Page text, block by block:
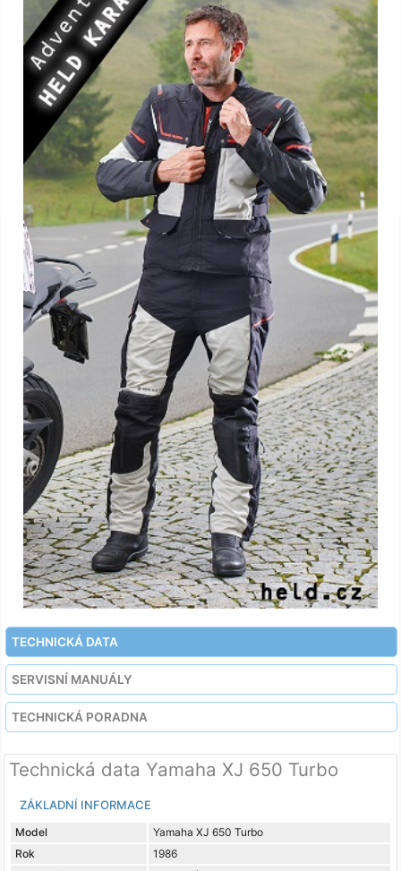
TECHNICKÁ DATA
SERVISNÍ MANUÁLY
TECHNICKÁ PORADNA
Technická data Yamaha XJ 650 Turbo
ZÁKLADNÍ INFORMACE
Model
Yamaha XJ 650 Turbo
Rok
1986